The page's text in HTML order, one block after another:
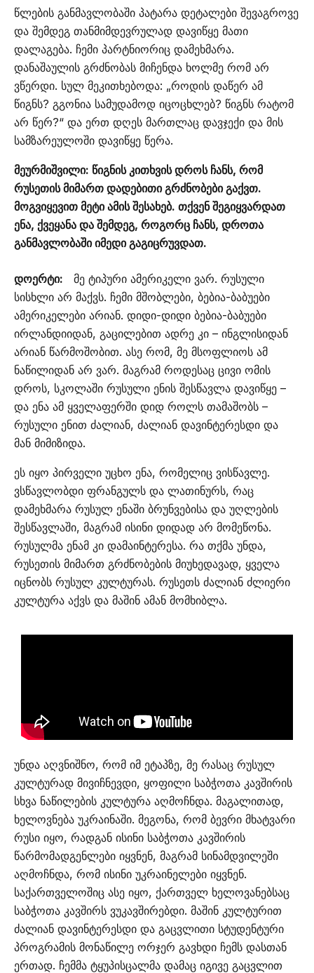
წლების განმავლობაში პატარა დეტალები შევაგროვე
და შემდეგ თანმიმდევრულად დავიწყე მათი
დალაგება. ჩემი პარტნიორიც დამეხმარა.
დანაშაულის გრძნობას მიჩენდა ხოლმე რომ არ
ვწერდი. სულ მეკითხებოდა: „როდის დაწერ ამ
წიგნს? გგონია სამუდამოდ იცოცხლებ? წიგნს რატომ
არ წერ?“ და ერთ დღეს მართლაც დავჯექი და მის
სამზარეულოში დავიწყე წერა.
მეურმიშვილი: წიგნის კითხვის დროს ჩანს, რომ
რუსეთის მიმართ დადებითი გრძნობები გაქვთ.
მოგვიყევით მეტი ამის შესახებ. თქვენ შეგიყვარდათ
ენა, ქვეყანა და შემდეგ, როგორც ჩანს, დროთა
განმავლობაში იმედი გაგიცრუვდათ.
დოერტი: მე ტიპური ამერიკელი ვარ. რუსული
სისხლი არ მაქვს. ჩემი მშობლები, ბებია-ბაბუები
ამერიკელები არიან. დიდი-დიდი ბებია-ბაბუები
ირლანდიიდან, გაცილებით ადრე კი – ინგლისიდან
არიან წარმოშობით. ასე რომ, მე მსოფლიოს ამ
ნაწილიდან არ ვარ. მაგრამ როდესაც ცივი ომის
დროს, სკოლაში რუსული ენის შესწავლა დავიწყე –
და ენა ამ ყველაფერში დიდ როლს თამაშობს –
რუსული ენით ძალიან, ძალიან დავინტერესდი და
მან მიმიზიდა.
ეს იყო პირველი უცხო ენა, რომელიც ვისწავლე.
ვსწავლობდი ფრანგულს და ლათინურს, რაც
დამეხმარა რუსულ ენაში ბრუნვებისა და უღლების
შესწავლაში, მაგრამ ისინი დიდად არ მომეწონა.
რუსულმა ენამ კი დამაინტერესა. რა თქმა უნდა,
რუსეთის მიმართ გრძნობების მიუხედავად, ყველა
იცნობს რუსულ კულტურას. რუსეთს ძალიან ძლიერი
კულტურა აქვს და მაშინ ამან მომხიბლა.
უნდა აღვნიშნო, რომ იმ ეტაპზე, მე რასაც რუსულ
კულტურად მივიჩნევდი, ყოფილი საბჭოთა კავშირის
სხვა ნაწილების კულტურა აღმოჩნდა. მაგალითად,
ხელოვნება უკრაინაში. მეგონა, რომ ბევრი მხატვარი
რუსი იყო, რადგან ისინი საბჭოთა კავშირის
წარმომადგენლები იყვნენ, მაგრამ სინამდვილეში
აღმოჩნდა, რომ ისინი უკრაინელები იყვნენ.
საქართველოშიც ასე იყო, ქართველ ხელოვანებსაც
საბჭოთა კავშირს ვუკავშირებდი. მაშინ კულტურით
ძალიან დავინტერესდი და გაცვლითი სტუდენტური
პროგრამის მონაწილე ორჯერ გავხდი ჩემს დასთან
ერთად. ჩემმა ტყუპისცალმა დამაც იგივე გაცვლით